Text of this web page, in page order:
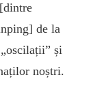
de la
și
noștri.